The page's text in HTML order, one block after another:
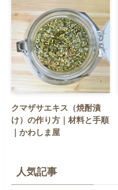
クマザサエキス（焼酎漬
け）の作り方｜材料と手順
｜かわしま屋
人気記事